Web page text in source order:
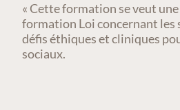
« Cette formation se veut
formation Loi concernant les
défis éthiques et cliniques
sociaux.